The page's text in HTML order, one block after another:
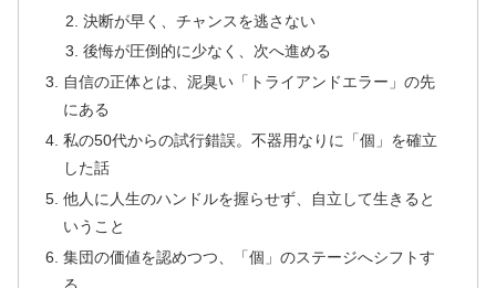
決断が早く、チャンスを逃さない
後悔が圧倒的に少なく、次へ進める
自信の正体とは、泥臭い「トライアンドエラー」の先
にある
私の50代からの試行錯誤。不器用なりに「個」を確立
した話
他人に人生のハンドルを握らせず、自立して生きると
いうこと
集団の価値を認めつつ、「個」のステージへシフトす